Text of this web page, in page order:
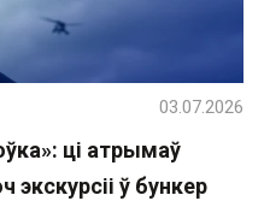
ці атрымаў
ў бункер
03.07.2026